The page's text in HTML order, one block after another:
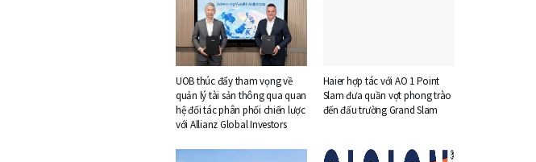
UOB thúc đẩy tham vọng về
quản lý tài sản thông qua quan
hệ đối tác phân phối chiến lược
với Allianz Global Investors
Haier hợp tác với AO 1 Point
Slam đưa quần vợt phong trào
đến đấu trường Grand Slam